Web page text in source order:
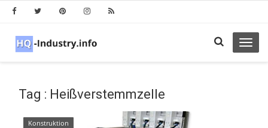
Tag : Heißverstemmzelle
Konstruktion